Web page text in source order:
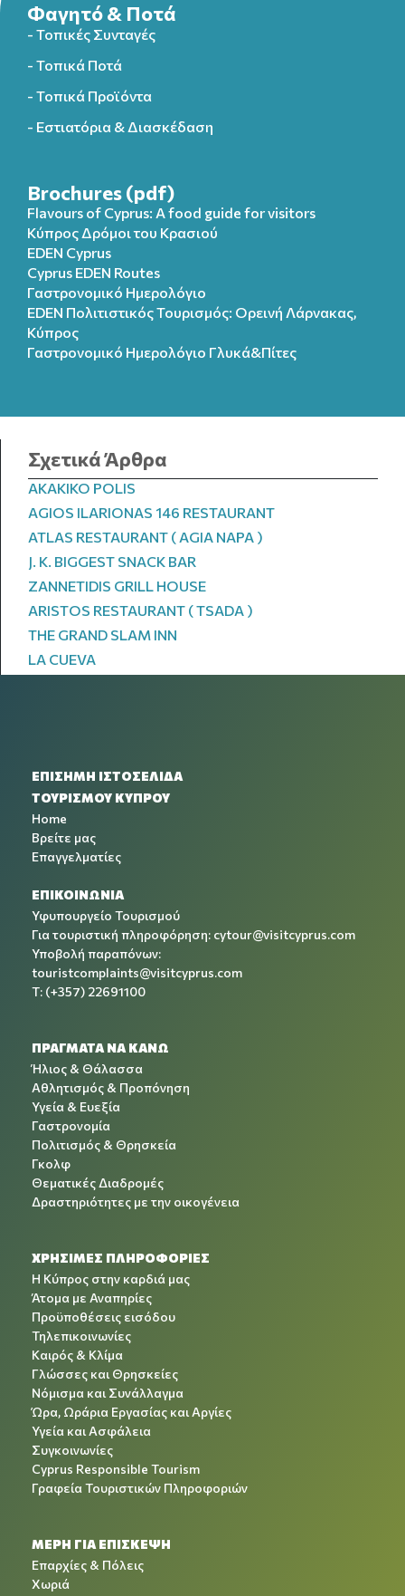
Φαγητό & Ποτά
- Τοπικές Συνταγές
- Τοπικά Ποτά
- Τοπικά Προϊόντα
- Εστιατόρια & Διασκέδαση
Brochures (pdf)
Flavours of Cyprus: A food guide for visitors
Κύπρος Δρόμοι του Κρασιού
EDEN Cyprus
Cyprus EDEN Routes
Γαστρονομικό Ημερολόγιο
EDEN Πολιτιστικός Τουρισμός: Ορεινή Λάρνακας,
Κύπρος
Γαστρονομικό Ημερολόγιo Γλυκά&Πίτες
Σχετικά Άρθρα
AKAKIKO POLIS
AGIOS ILARIONAS 146 RESTAURANT
ATLAS RESTAURANT ( AGIA NAPA )
J. K. BIGGEST SNACK BAR
ZANNETIDIS GRILL HOUSE
ARISTOS RESTAURANT ( TSADA )
THE GRAND SLAM INN
LA CUEVA
ΕΠΙΣΗΜΗ ΙΣΤΟΣΕΛΙΔΑ
ΤΟΥΡΙΣΜΟΥ ΚΥΠΡΟΥ
Home
Βρείτε μας
Επαγγελματίες
ΕΠΙΚΟΙΝΩΝΙΑ
Υφυπουργείο Τουρισμού
Για τουριστική πληροφόρηση: cytour@visitcyprus.com
Υποβολή παραπόνων:
touristcomplaints@visitcyprus.com
T: (+357) 22691100
ΠΡΑΓΜΑΤΑ ΝΑ ΚΑΝΩ
Ήλιος & Θάλασσα
Αθλητισμός & Προπόνηση
Υγεία & Ευεξία
Γαστρονομία
Πολιτισμός & Θρησκεία
Γκολφ
Θεματικές Διαδρομές
Δραστηριότητες με την οικογένεια
ΧΡΉΣΙΜΕΣ ΠΛΗΡΟΦΟΡΊΕΣ
Η Κύπρος στην καρδιά μας
Άτομα με Αναπηρίες
Προϋποθέσεις εισόδου
Τηλεπικοινωνίες
Καιρός & Κλίμα
Γλώσσες και Θρησκείες
Νόμισμα και Συνάλλαγμα
Ώρα, Ωράρια Εργασίας και Αργίες
Υγεία και Ασφάλεια
Συγκοινωνίες
Cyprus Responsible Tourism
Γραφεία Τουριστικών Πληροφοριών
ΜΕΡΗ ΓΙΑ ΕΠΙΣΚΕΨΗ
Επαρχίες & Πόλεις
Χωριά